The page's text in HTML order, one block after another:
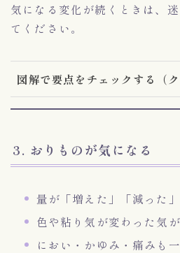
気になる変化が続くときは、
てください。
図解で要点をチェックする（ク
3. おりものが気になる
量が「増えた」「減った
色や粘り気が変わった気
におい・かゆみ・痛みも